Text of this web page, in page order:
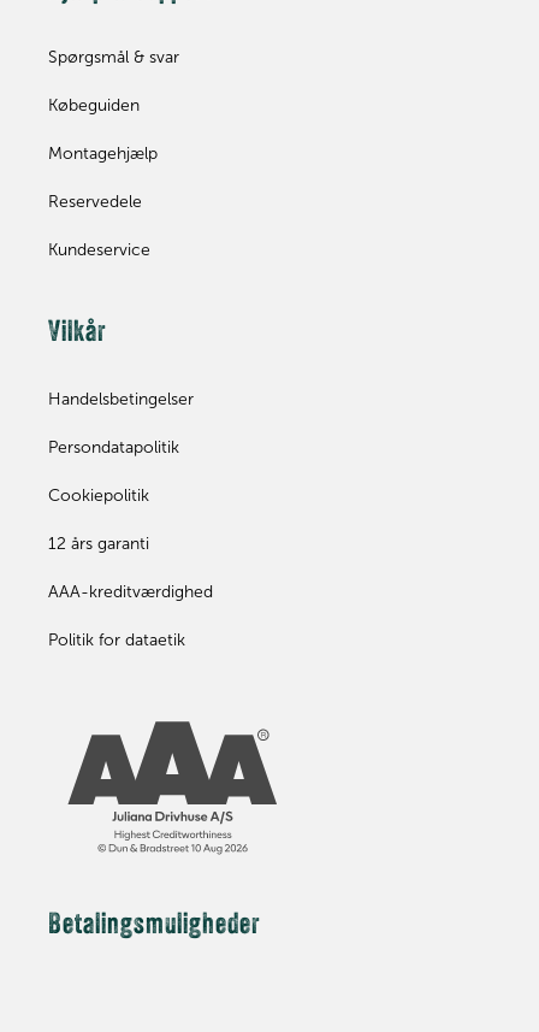
Spørgsmål & svar
Købeguiden
Montagehjælp
Reservedele
Kundeservice
Vilkår
Handelsbetingelser
Persondatapolitik
Cookiepolitik
12 års garanti
AAA-kreditværdighed
Politik for dataetik
Betalingsmuligheder